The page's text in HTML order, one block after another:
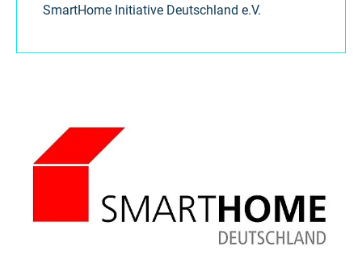
SmartHome Initiative Deutschland e.V.